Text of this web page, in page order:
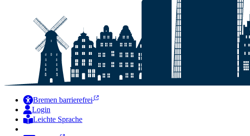
Bremen barrierefrei
Login
Leichte Sprache